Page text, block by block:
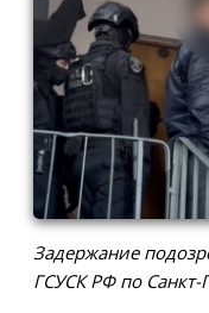
Задержание
ГСУСК РФ по Санкт-